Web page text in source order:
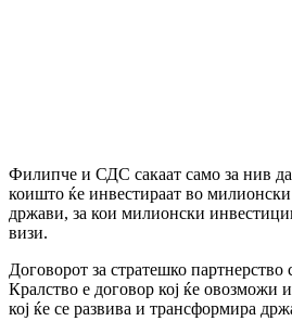
Филипче и СДС сакаат само за нив
коишто ќе инвестираат во
држави, за кои милионски
визи.
Договорот за стратешко
Кралство е договор кој ќе овозможи
кој ќе се развива и трансформира